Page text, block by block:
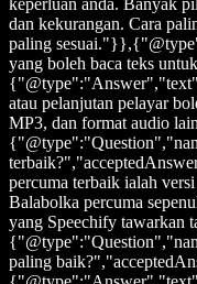
keperluan anda. Banyak
dan kekurangan. Cara
paling
yang boleh baca teks
atau pelanjutan pelayar
MP3, dan format audio
percuma terbaik ialah
Balabolka percuma
yang Speechify tawarkan
paling